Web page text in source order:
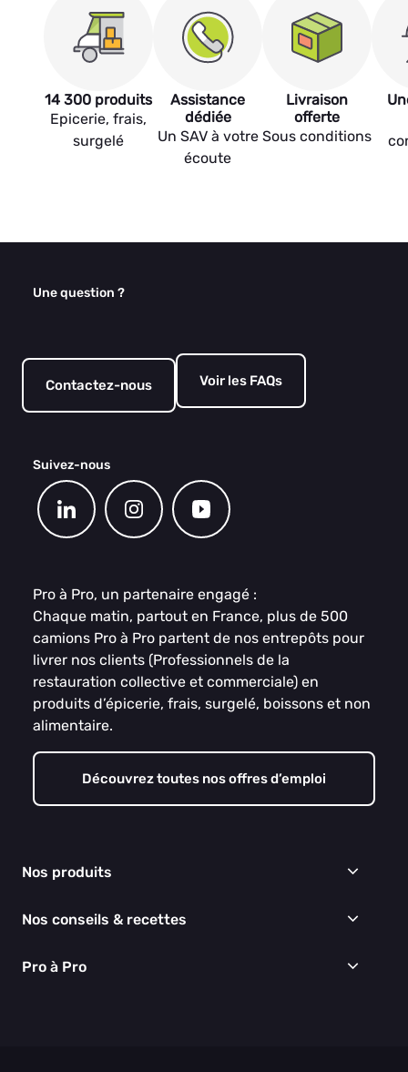
14 300 produits
Epicerie, frais,
surgelé
Assistance
dédiée
Un SAV à votre
écoute
Livraison
offerte
Sous conditions
Une question ?
Contactez-nous Voir les FAQs
Suivez-nous
Pro à Pro, un partenaire engagé :
Chaque matin, partout en France, plus de 500
camions Pro à Pro partent de nos entrepôts pour
livrer nos clients (Professionnels de la
restauration collective et commerciale) en
produits d’épicerie, frais, surgelé, boissons et non
alimentaire.
Découvrez toutes nos offres d’emploi
Nos produits
Épicerie
Boissons
Nos conseils & recettes
Recettes
Pro à Pro